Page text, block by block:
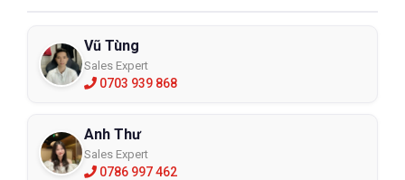
Vũ Tùng
Sales Expert
0703 939 868
Anh Thư
Sales Expert
0786 997 462